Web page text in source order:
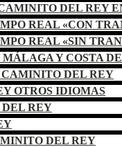
DEL REY
REAL «CON
REAL «SIN
Y COSTA
CAMINITO DEL REY
OTROS IDIOMAS
REY
DEL REY